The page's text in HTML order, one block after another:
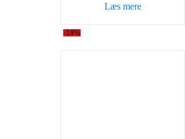
Læs mere
-19%